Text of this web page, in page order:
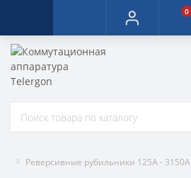
0
Реверсивные рубильники 125A - 3150A